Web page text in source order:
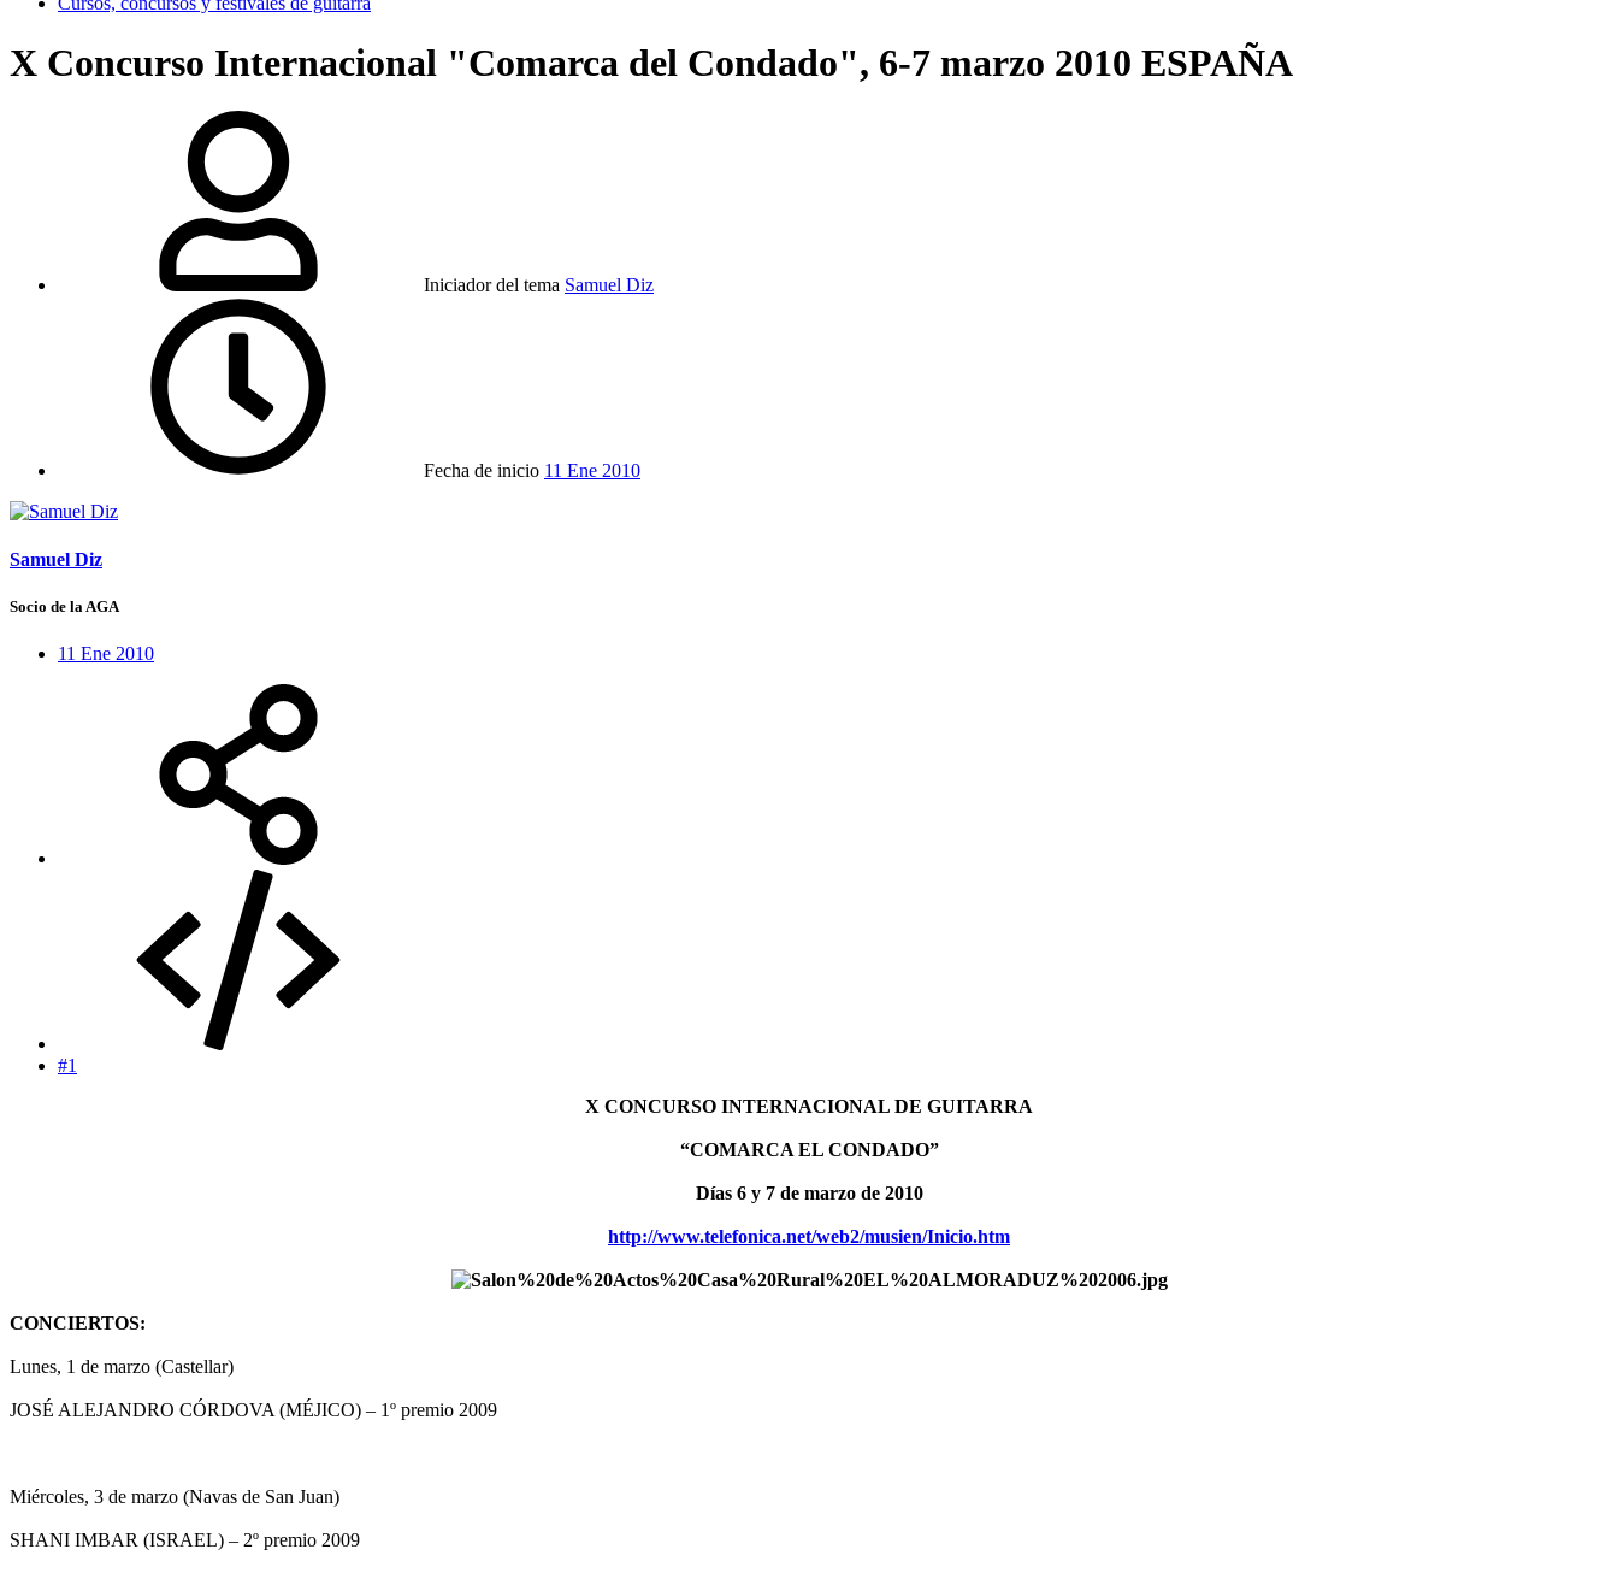
X Concurso Internacional "Comarca del Condado", 6-7 marzo 2010 ESPAÑA
Iniciador del tema Samuel Diz
Fecha de inicio 11 Ene 2010
Samuel Diz
Socio de la AGA
11 Ene 2010
#1
X CONCURSO INTERNACIONAL DE GUITARRA
“COMARCA EL CONDADO”
Días 6 y 7 de marzo de 2010
http://www.telefonica.net/web2/musien/Inicio.htm
CONCIERTOS:
Lunes, 1 de marzo (Castellar)
JOSÉ ALEJANDRO CÓRDOVA (MÉJICO) – 1º premio 2009
Miércoles, 3 de marzo (Navas de San Juan)
SHANI IMBAR (ISRAEL) – 2º premio 2009